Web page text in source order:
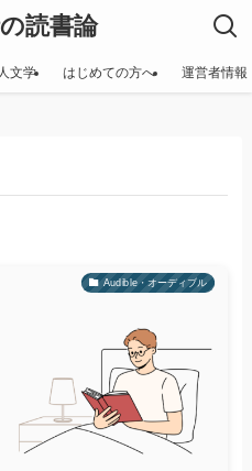
読書論
文学 はじめての方へ 運営者情報
Audible・オーディブル